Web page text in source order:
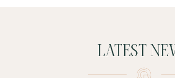
LATEST